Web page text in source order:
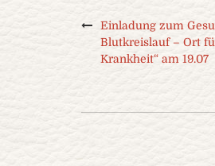
Einladung zum
Blutkreislauf – Ort
Krankheit“ am 19.07